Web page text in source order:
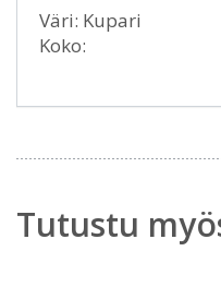
Väri: Kupari
Koko:
Tutustu